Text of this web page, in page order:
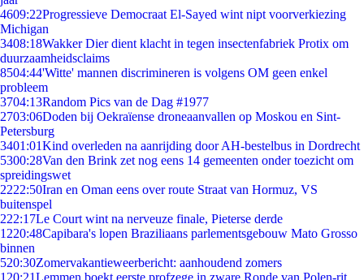
4609:22Progressieve Democraat El-Sayed wint nipt voorverkiezing
Michigan
3408:18Wakker Dier dient klacht in tegen insectenfabriek Protix om
duurzaamheidsclaims
8504:44'Witte' mannen discrimineren is volgens OM geen enkel
probleem
3704:13Random Pics van de Dag #1977
2703:06Doden bij Oekraïense droneaanvallen op Moskou en Sint-
Petersburg
3401:01Kind overleden na aanrijding door AH-bestelbus in Dordrecht
5300:28Van den Brink zet nog eens 14 gemeenten onder toezicht om
spreidingswet
2222:50Iran en Oman eens over route Straat van Hormuz, VS
buitenspel
222:17Le Court wint na nerveuze finale, Pieterse derde
1220:48Capibara's lopen Braziliaans parlementsgebouw Mato Grosso
binnen
520:30Zomervakantieweerbericht: aanhoudend zomers
1 20:21Lemmen boekt eerste profzege in zware Ronde van Polen-rit